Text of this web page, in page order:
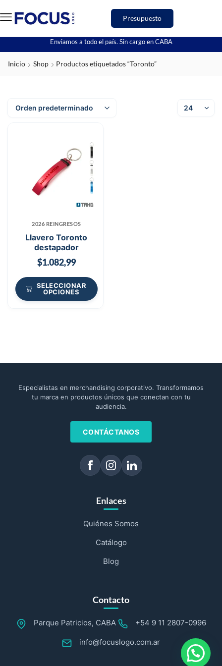
Presupuesto
Enviamos a todo el país. Sin cargo en CABA
Inicio Shop Productos etiquetados “Toronto”
2026 REINGRESOS
Llavero Toronto
destapador
$1.082,99
SELECCIONAR
OPCIONES
Especialistas en merchandising corporativo. Transformamos
tu marca en productos únicos que conectan con tu
audiencia.
CONTÁCTANOS
Enlaces
Quiénes Somos
Catálogo
Blog
Contacto
Parque Patricios, CABA +54 9 11 2807-0996
info@focuslogo.com.ar